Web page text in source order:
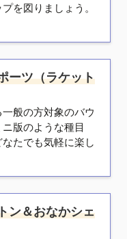
を図りましょう。
ーツ（ラケット
般の方対象のバウ
版のような種目
たでも気軽に楽し
ン＆おなかシェ